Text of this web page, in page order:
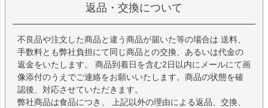
返品・交換について
不良品や注文した商品と違う商品が届いた等の場合は 送料、
手数料とも弊社負担にて同じ商品との交換、あるいは代金の
返金をいたします。 商品到着日を含む2日以内にメールにて画
像添付のうえでご連絡をお願いいたします。商品の状態を確
認後、対応させていただきます。
弊社商品は食品につき、 上記以外の理由による返品、交換、